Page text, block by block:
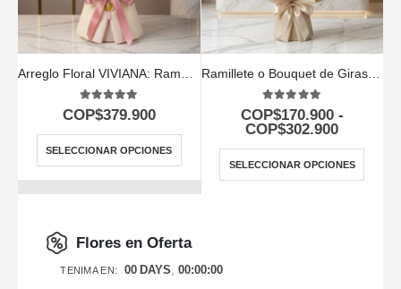
Arreglo Floral VIVIANA: Ramo con 44 Rosas para Expresar lo que Sientes 🌹
5.00out of 5
COP$379.900
SELECCIONAR OPCIONES
Ramillete o Bouquet de Girasoles
5.00out of 5
COP$170.900 -
COP$302.900
SELECCIONAR OPCIONES
Flores en Oferta
TENIMA EN: 00 DAYS 00:00:00